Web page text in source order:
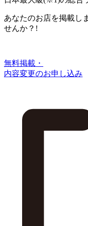
あなたのお店を掲載し
せんか？!
無料掲載・
内容変更のお申し込み